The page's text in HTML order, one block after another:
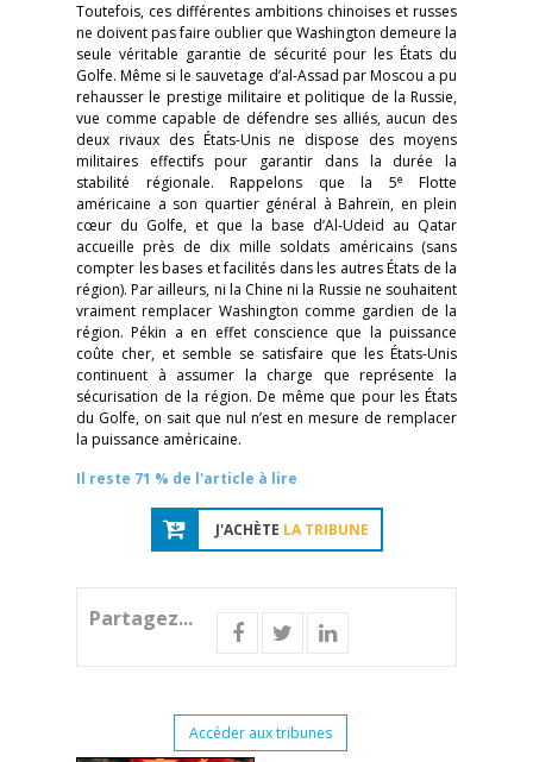
Toutefois, ces différentes ambitions chinoises et russes
ne doivent pas faire oublier que Washington demeure la
seule véritable garantie de sécurité pour les États du
Golfe. Même si le sauvetage d’al-Assad par Moscou a pu
rehausser le prestige militaire et politique de la Russie,
vue comme capable de défendre ses alliés, aucun des
deux rivaux des États-Unis ne dispose des moyens
militaires effectifs pour garantir dans la durée la
stabilité régionale. Rappelons que la 5eFlotte
américaine a son quartier général à Bahreïn, en plein
cœur du Golfe, et que la base d’Al-Udeid au Qatar
accueille près de dix mille soldats américains (sans
compter les bases et facilités dans les autres États de la
région). Par ailleurs, ni la Chine ni la Russie ne souhaitent
vraiment remplacer Washington comme gardien de la
région. Pékin a en effet conscience que la puissance
coûte cher, et semble se satisfaire que les États-Unis
continuent à assumer la charge que représente la
sécurisation de la région. De même que pour les États
du Golfe, on sait que nul n’est en mesure de remplacer
la puissance américaine.
Il reste 71 % de l'article à lire
J'ACHÈTE LA TRIBUNE
Partagez...
Accéder aux tribunes